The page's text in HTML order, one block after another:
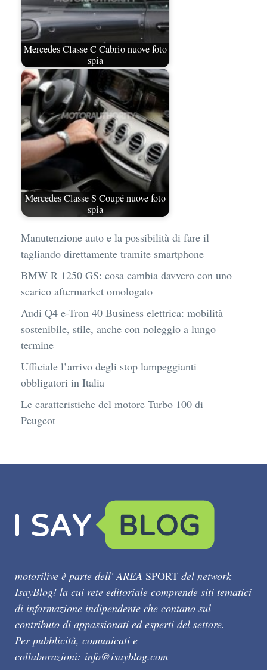
Mercedes Classe C Cabrio nuove foto
spia
Mercedes Classe S Coupé nuove foto
spia
Manutenzione auto e la possibilità di fare il
tagliando direttamente tramite smartphone
BMW R 1250 GS: cosa cambia davvero con uno
scarico aftermarket omologato
Audi Q4 e-Tron 40 Business elettrica: mobilità
sostenibile, stile, anche con noleggio a lungo
termine
Ufficiale l’arrivo degli stop lampeggianti
obbligatori in Italia
Le caratteristiche del motore Turbo 100 di
Peugeot
motorilive è parte dell' AREA SPORT del network
IsayBlog! la cui rete editoriale comprende siti tematici
di informazione indipendente che contano sul
contributo di appassionati ed esperti del settore.
Per pubblicità, comunicati e
collaborazioni: info@isayblog.com